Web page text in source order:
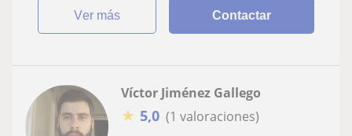
ver más Contactar
Víctor Jiménez Gallego
★ 5,0 (1 valoraciones)